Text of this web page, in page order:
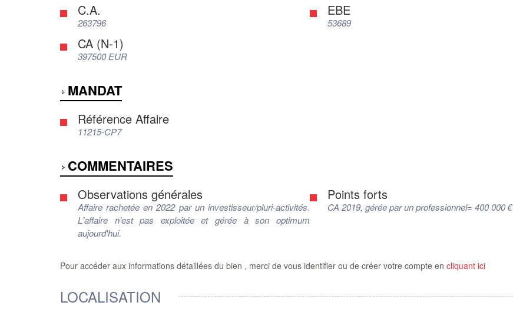
C.A.
263796
EBE
53689
CA (N-1)
397500 EUR
MANDAT
Référence Affaire
11215-CP7
COMMENTAIRES
Observations générales
Affaire rachetée en 2022 par un investisseur/pluri-activités.
L'affaire n'est pas exploitée et gérée à son optimum
aujourd'hui.
Points forts
CA 2019, gérée par un professionnel= 400 000 €
Pour accéder aux informations détaillées du bien , merci de vous identifier ou de créer votre compte en cliquant ici
LOCALISATION